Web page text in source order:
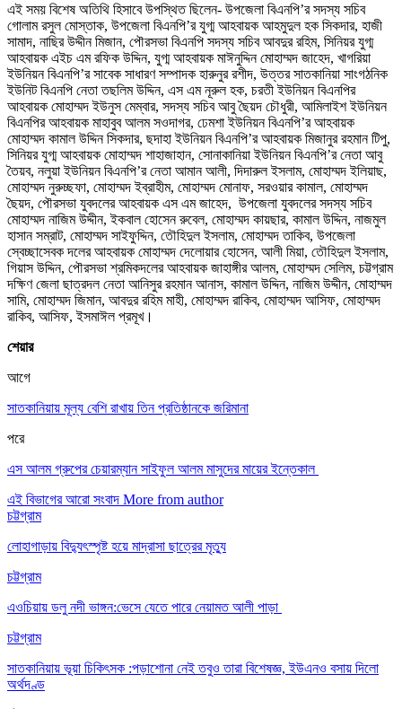
এই সময় বিশেষ অতিথি হিসাবে উপস্থিত ছিলেন- উপজেলা বিএনপি’র সদস্য সচিব
গোলাম রসুল মোস্তাক, উপজেলা বিএনপি’র যুগ্ম আহবায়ক আহমুদুল হক সিকদার, হাজী
সামাদ, নাছির উদ্দীন মিজান, পৌরসভা বিএনপি সদস্য সচিব আবদুর রহিম, সিনিয়র যুগ্ম
আহবায়ক এইচ এম রফিক উদ্দিন, যুগ্ম আহবায়ক মাঈনুদ্দিন মোহাম্মদ জাহেদ, খাগরিয়া
ইউনিয়ন বিএনপি’র সাবেক সাধারণ সম্পাদক হারুনুর রশীদ, উত্তর সাতকানিয়া সাংগঠনিক
ইউনিট বিএনপি নেতা তছলিম উদ্দিন, এস এম নূরুল হক, চরতী ইউনিয়ন বিএনপির
আহবায়ক মোহাম্মদ ইউনুস মেম্বার, সদস্য সচিব আবু ছৈয়দ চৌধুরী, আমিলাইশ ইউনিয়ন
বিএনপির আহবায়ক মাহাবুব আলম সওদাগর, ঢেমশা ইউনিয়ন বিএনপি’র আহবায়ক
মোহাম্মদ কামাল উদ্দিন সিকদার, ছদাহা ইউনিয়ন বিএনপি’র আহবায়ক মিজানুর রহমান টিপু,
সিনিয়র যুগ্ম আহবায়ক মোহাম্মদ শাহাজাহান, সোনাকানিয়া ইউনিয়ন বিএনপি’র নেতা আবু
তৈয়ব, নলুয়া ইউনিয়ন বিএনপি’র নেতা আমান আলী, দিদারুল ইসলাম, মোহাম্মদ ইলিয়াছ,
মোহাম্মদ নুরুচ্ছফা, মোহাম্মদ ইব্রাহীম, মোহাম্মদ মোনাফ, সরওয়ার কামাল, মোহাম্মদ
ছৈয়দ, পৌরসভা যুবদলের আহবায়ক এস এম জাহেদ, উপজেলা যুবদলের সদস্য সচিব
মোহাম্মদ নাজিম উদ্দীন, ইকবাল হোসেন রুবেল, মোহাম্মদ কায়ছার, কামাল উদ্দিন, নাজমুল
হাসান সম্রাট, মোহাম্মদ সাইফুদ্দিন, তৌহিদুল ইসলাম, মোহাম্মদ তাকিব, উপজেলা
স্বেচ্ছাসেবক দলের আহবায়ক মোহাম্মদ দেলোয়ার হোসেন, আলী মিয়া, তৌহিদুল ইসলাম,
গিয়াস উদ্দিন, পৌরসভা শ্রমিকদলের আহবায়ক জাহাঙ্গীর আলম, মোহাম্মদ সেলিম, চট্টগ্রাম
দক্ষিণ জেলা ছাত্রদল নেতা আনিসুর রহমান আনাস, কামাল উদ্দিন, নাজিম উদ্দীন, মোহাম্মদ
সামি, মোহাম্মদ জিমান, আবদুর রহিম মাহী, মোহাম্মদ রাকিব, মোহাম্মদ আসিফ, মোহাম্মদ
রাকিব, আসিফ, ইসমাঈল প্রমূখ।
শেয়ার
আগে
সাতকানিয়ায় মূল্য বেশি রাখায় তিন প্রতিষ্ঠানকে জরিমানা
পরে
এস আলম গ্রুপের চেয়ারম্যান সাইফুল আলম মাসুদের মায়ের ইন্তেকাল
এই বিভাগের আরো সংবাদ More from author
চট্টগ্রাম
লোহাগাড়ায় বিদ্যুৎস্পৃষ্ট হয়ে মাদ্রাসা ছাত্রের মৃত্যু
চট্টগ্রাম
এওচিয়ায় ডলু নদী ভাঙ্গন:ভেসে যেতে পারে নেয়ামত আলী পাড়া
চট্টগ্রাম
সাতকানিয়ায় ভূয়া চিকিৎসক :পড়াশোনা নেই তবুও তারা বিশেষজ্ঞ, ইউএনও বসায় দিলো
অর্থদণ্ড